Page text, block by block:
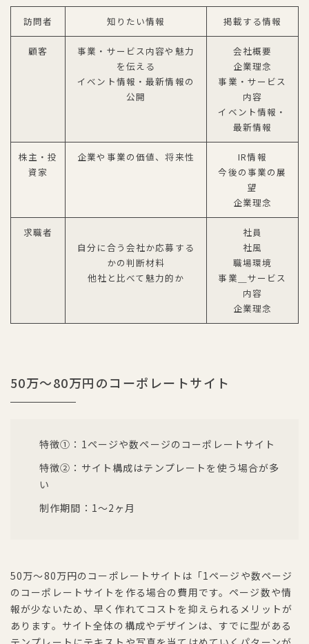
訪問者 知りたい情報 掲載する情報
顧客
事業・サービス内容や魅力
を伝える
イベント情報・最新情報の
公開
会社概要
企業理念
事業・サービス
内容
イベント情報・
最新情報
株主・投
資家
企業や事業の価値、将来性
IR情報
今後の事業の展
望
企業理念
求職者
自分に合う会社か応募する
かの判断材料
他社と比べて魅力的か
社員
社風
職場環境
事業＿サービス
内容
企業理念
50万〜80万円のコーポレートサイト
特徴①：1ページや数ページのコーポレートサイト
特徴②：サイト構成はテンプレートを使う場合が多
い
制作期間：1〜2ヶ月
50万〜80万円のコーポレートサイトは「1ページや数ページ
のコーポレートサイトを作る場合の費用です。ページ数や情
報が少ないため、早く作れてコストを抑えられるメリットが
あります。サイト全体の構成やデザインは、すでに型がある